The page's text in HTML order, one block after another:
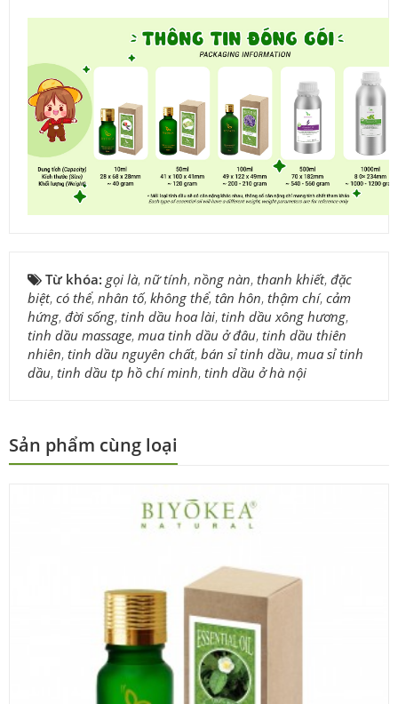
Từ khóa: gọi là, nữ tính, nồng nàn, thanh khiết, đặc
biệt, có thể, nhân tố, không thể, tân hôn, thậm chí, cảm
hứng, đời sống, tinh dầu hoa lài, tinh dầu xông hương,
tinh dầu massage, mua tinh dầu ở đâu, tinh dầu thiên
nhiên, tinh dầu nguyên chất, bán sỉ tinh dầu, mua sỉ tinh
dầu, tinh dầu tp hồ chí minh, tinh dầu ở hà nội
Sản phẩm cùng loại